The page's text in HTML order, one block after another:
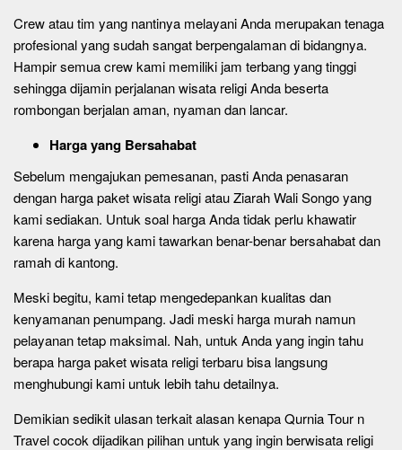
Crew atau tim yang nantinya melayani Anda merupakan tenaga
profesional yang sudah sangat berpengalaman di bidangnya.
Hampir semua crew kami memiliki jam terbang yang tinggi
sehingga dijamin perjalanan wisata religi Anda beserta
rombongan berjalan aman, nyaman dan lancar.
Harga yang Bersahabat
Sebelum mengajukan pemesanan, pasti Anda penasaran
dengan harga paket wisata religi atau Ziarah Wali Songo yang
kami sediakan. Untuk soal harga Anda tidak perlu khawatir
karena harga yang kami tawarkan benar-benar bersahabat dan
ramah di kantong.
Meski begitu, kami tetap mengedepankan kualitas dan
kenyamanan penumpang. Jadi meski harga murah namun
pelayanan tetap maksimal. Nah, untuk Anda yang ingin tahu
berapa harga paket wisata religi terbaru bisa langsung
menghubungi kami untuk lebih tahu detailnya.
Demikian sedikit ulasan terkait alasan kenapa Qurnia Tour n
Travel cocok dijadikan pilihan untuk yang ingin berwisata religi